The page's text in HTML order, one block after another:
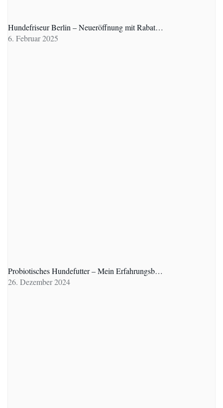
Hundefriseur Berlin – Neueröffnung mit Rabat…
6. Februar 2025
Probiotisches Hundefutter – Mein Erfahrungsb…
26. Dezember 2024